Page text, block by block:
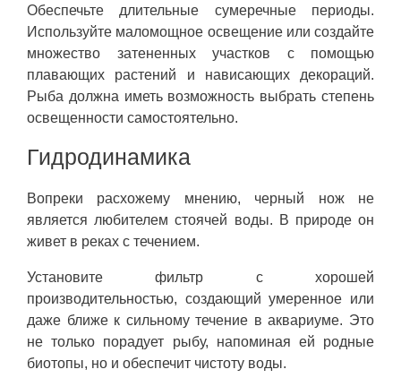
Обеспечьте длительные сумеречные периоды.
Используйте маломощное освещение или создайте
множество затененных участков с помощью
плавающих растений и нависающих декораций.
Рыба должна иметь возможность выбрать степень
освещенности самостоятельно.
Гидродинамика
Вопреки расхожему мнению, черный нож не
является любителем стоячей воды. В природе он
живет в реках с течением.
Установите фильтр с хорошей
производительностью, создающий умеренное или
даже ближе к сильному течение в аквариуме. Это
не только порадует рыбу, напоминая ей родные
биотопы, но и обеспечит чистоту воды.